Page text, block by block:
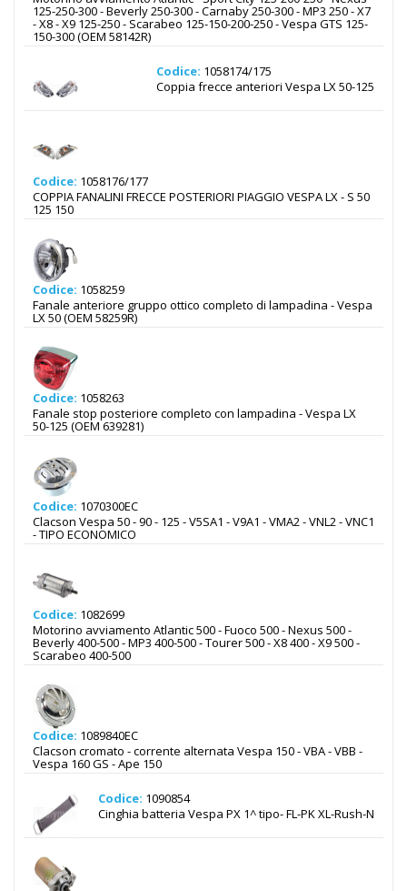
125-250-300 - Beverly 250-300 - Carnaby 250-300 - MP3 250 - X7
- X8 - X9 125-250 - Scarabeo 125-150-200-250 - Vespa GTS 125-
150-300 (OEM 58142R)
Codice: 1058174/175
Coppia frecce anteriori Vespa LX 50-125
Codice: 1058176/177
COPPIA FANALINI FRECCE POSTERIORI PIAGGIO VESPA LX - S 50
125 150
Codice: 1058259
Fanale anteriore gruppo ottico completo di lampadina - Vespa
LX 50 (OEM 58259R)
Codice: 1058263
Fanale stop posteriore completo con lampadina - Vespa LX
50-125 (OEM 639281)
Codice: 1070300EC
Clacson Vespa 50 - 90 - 125 - V5SA1 - V9A1 - VMA2 - VNL2 - VNC1
- TIPO ECONOMICO
Codice: 1082699
Motorino avviamento Atlantic 500 - Fuoco 500 - Nexus 500 -
Beverly 400-500 - MP3 400-500 - Tourer 500 - X8 400 - X9 500 -
Scarabeo 400-500
Codice: 1089840EC
Clacson cromato - corrente alternata Vespa 150 - VBA - VBB -
Vespa 160 GS - Ape 150
Codice: 1090854
Cinghia batteria Vespa PX 1^ tipo- FL-PK XL-Rush-N